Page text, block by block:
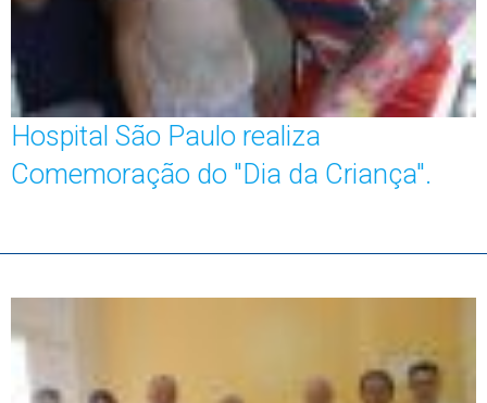
Hospital São Paulo realiza
Comemoração do "Dia da Criança".